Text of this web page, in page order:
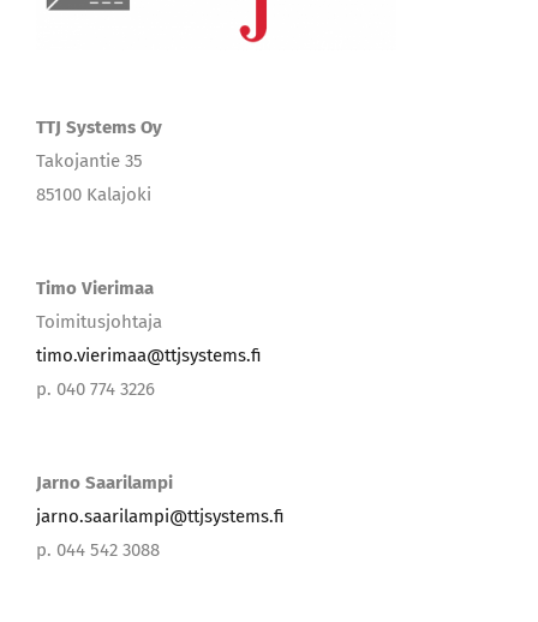
TTJ Systems Oy
Takojantie 35
85100 Kalajoki
Timo Vierimaa
Toimitusjohtaja
timo.vierimaa@ttjsystems.fi
p. 040 774 3226
Jarno Saarilampi
jarno.saarilampi@ttjsystems.fi
p. 044 542 3088